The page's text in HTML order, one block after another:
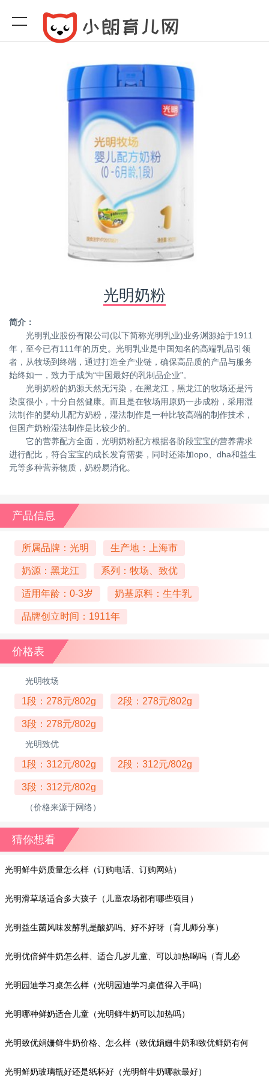
光明奶粉
简介：
光明乳业股份有限公司(以下简称光明乳业)业务渊源始于1911
年，至今已有111年的历史。光明乳业是中国知名的高端乳品引领
者，从牧场到终端，通过打造全产业链，确保高品质的产品与服务
始终如一，致力于成为“中国最好的乳制品企业”。
光明奶粉的奶源天然无污染，在黑龙江，黑龙江的牧场还是污
染度很小，十分自然健康。而且是在牧场用原奶一步成粉，采用湿
法制作的婴幼儿配方奶粉，湿法制作是一种比较高端的制作技术，
但国产奶粉湿法制作是比较少的。
它的营养配方全面，光明奶粉配方根据各阶段宝宝的营养需求
进行配比，符合宝宝的成长发育需要，同时还添加opo、dha和益生
元等多种营养物质，奶粉易消化。
产品信息
所属品牌：光明 生产地：上海市
奶源：黑龙江 系列：牧场、致优
适用年龄：0-3岁 奶基原料：生牛乳
品牌创立时间：1911年
价格表
光明牧场
1段：278元/802g 2段：278元/802g
3段：278元/802g
光明致优
1段：312元/802g 2段：312元/802g
3段：312元/802g
（价格来源于网络）
猜你想看
光明鲜牛奶质量怎么样（订购电话、订购网站）
光明滑草场适合多大孩子（儿童农场都有哪些项目）
光明益生菌风味发酵乳是酸奶吗、好不好呀（育儿师分享）
光明优倍鲜牛奶怎么样、适合几岁儿童、可以加热喝吗（育儿必
备）
光明园迪学习桌怎么样（光明园迪学习桌值得入手吗）
光明哪种鲜奶适合儿童（光明鲜牛奶可以加热吗）
光明致优娟姗鲜牛奶价格、怎么样（致优娟姗牛奶和致优鲜奶有何
区别）
光明鲜奶玻璃瓶好还是纸杯好（光明鲜牛奶哪款最好）